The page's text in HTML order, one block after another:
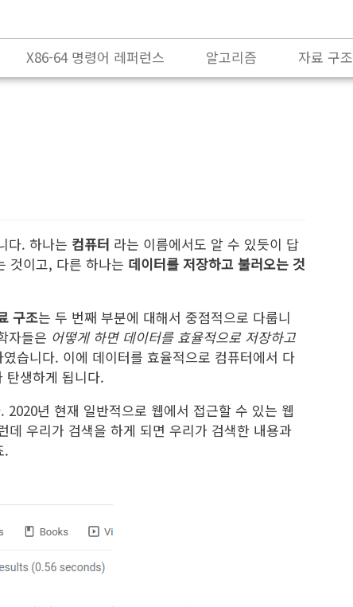
X86-64 명령어 레퍼런스 알고리즘 자료 구조
다. 하나는 컴퓨터 라는 이름에서도 알 수 있듯이 답
것이고, 다른 하나는 데이터를 저장하고 불러오는 것
구조는 두 번째 부분에 대해서 중점적으로 다룹니
자들은 어떻게 하면 데이터를 효율적으로 저장하고
습니다. 이에 데이터를 효율적으로 컴퓨터에서 다
탄생하게 됩니다.
년 현재 일반적으로 웹에서 접근할 수 있는 웹
데 우리가 검색을 하게 되면 우리가 검색한 내용과
.